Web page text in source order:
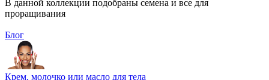
В данной коллекции подобраны семена и все для
проращивания
Блог
Крем, молочко или масло для тела